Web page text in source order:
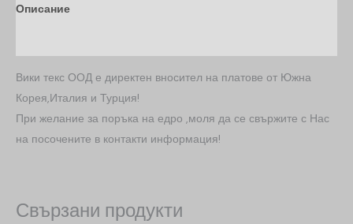
Описание
Вики текс ООД е директен вносител на платове от Южна
Корея,Италия и Турция!
При желание за поръка на едро ,моля да се свържите с Нас
на посочените в контакти информация!
Свързани продукти